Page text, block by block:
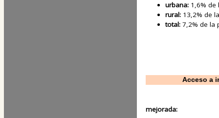
urbana: 1,6% de
rural: 13,2% de
total: 7,2% de la
Acceso a
mejorada: